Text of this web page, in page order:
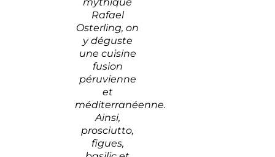
Rafael
Osterling, on
y déguste
une cuisine
fusion
péruvienne
et
méditerranéenne.
Ainsi,
prosciutto,
figues,